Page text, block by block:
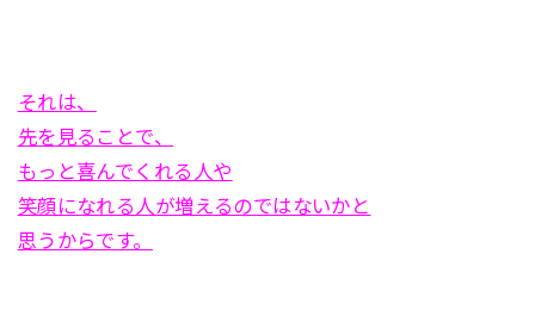
それは、
先を見ることで、
もっと喜んでくれる人や
笑顔になれる人が増えるのではないかと
思うからです。